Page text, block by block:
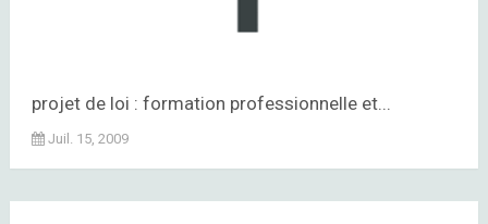
projet de loi : formation professionnelle et...
Juil. 15, 2009